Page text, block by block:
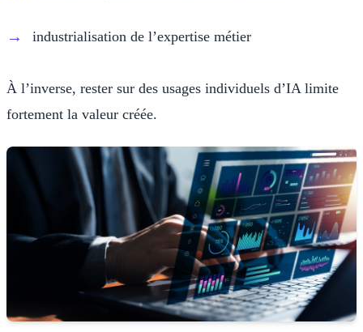
industrialisation de l’expertise métier
À l’inverse, rester sur des usages individuels d’IA limite
fortement la valeur créée.